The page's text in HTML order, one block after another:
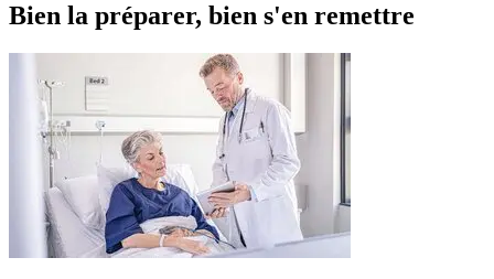
Bien la préparer, bien s'en remettre